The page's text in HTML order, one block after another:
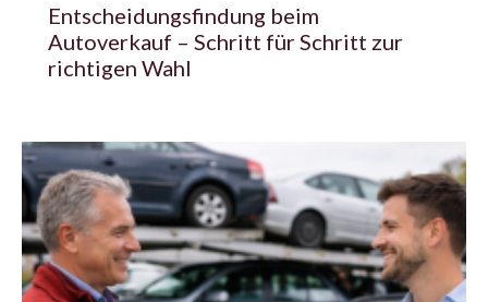
Entscheidungsfindung beim
Autoverkauf – Schritt für Schritt zur
richtigen Wahl